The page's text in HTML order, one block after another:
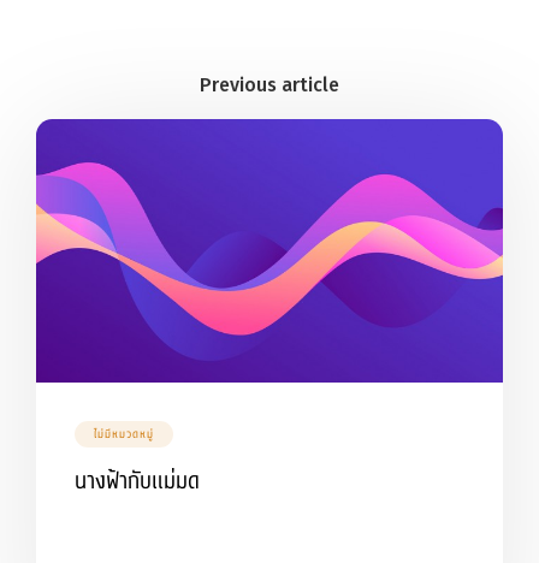
ไม่มีหมวดหมู่
นางฟ้ากับแม่มด